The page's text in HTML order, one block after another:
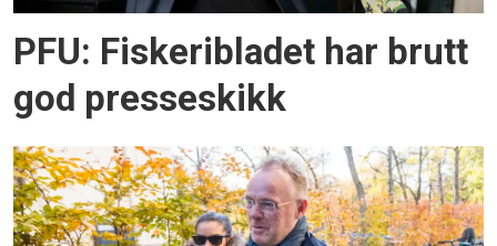
PFU: Fiskeribladet har brutt
god presseskikk